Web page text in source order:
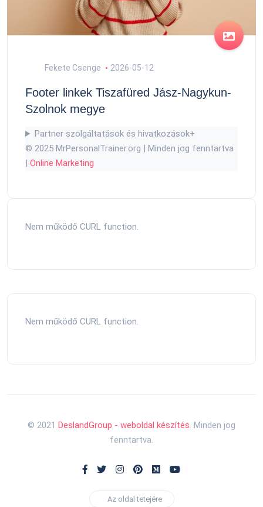
Fekete Csenge 2026-05-12
Footer linkek Tiszafüred Jász-Nagykun-
Szolnok megye
Partner szolgáltatások és hivatkozások+
© 2025 MrPersonalTrainer.org | Minden jog fenntartva
| Online Marketing
Nem működő CURL function.
Nem működő CURL function.
© 2021 DeslandGroup - weboldal készítés. Minden jog
fenntartva.
Az oldal tetejére